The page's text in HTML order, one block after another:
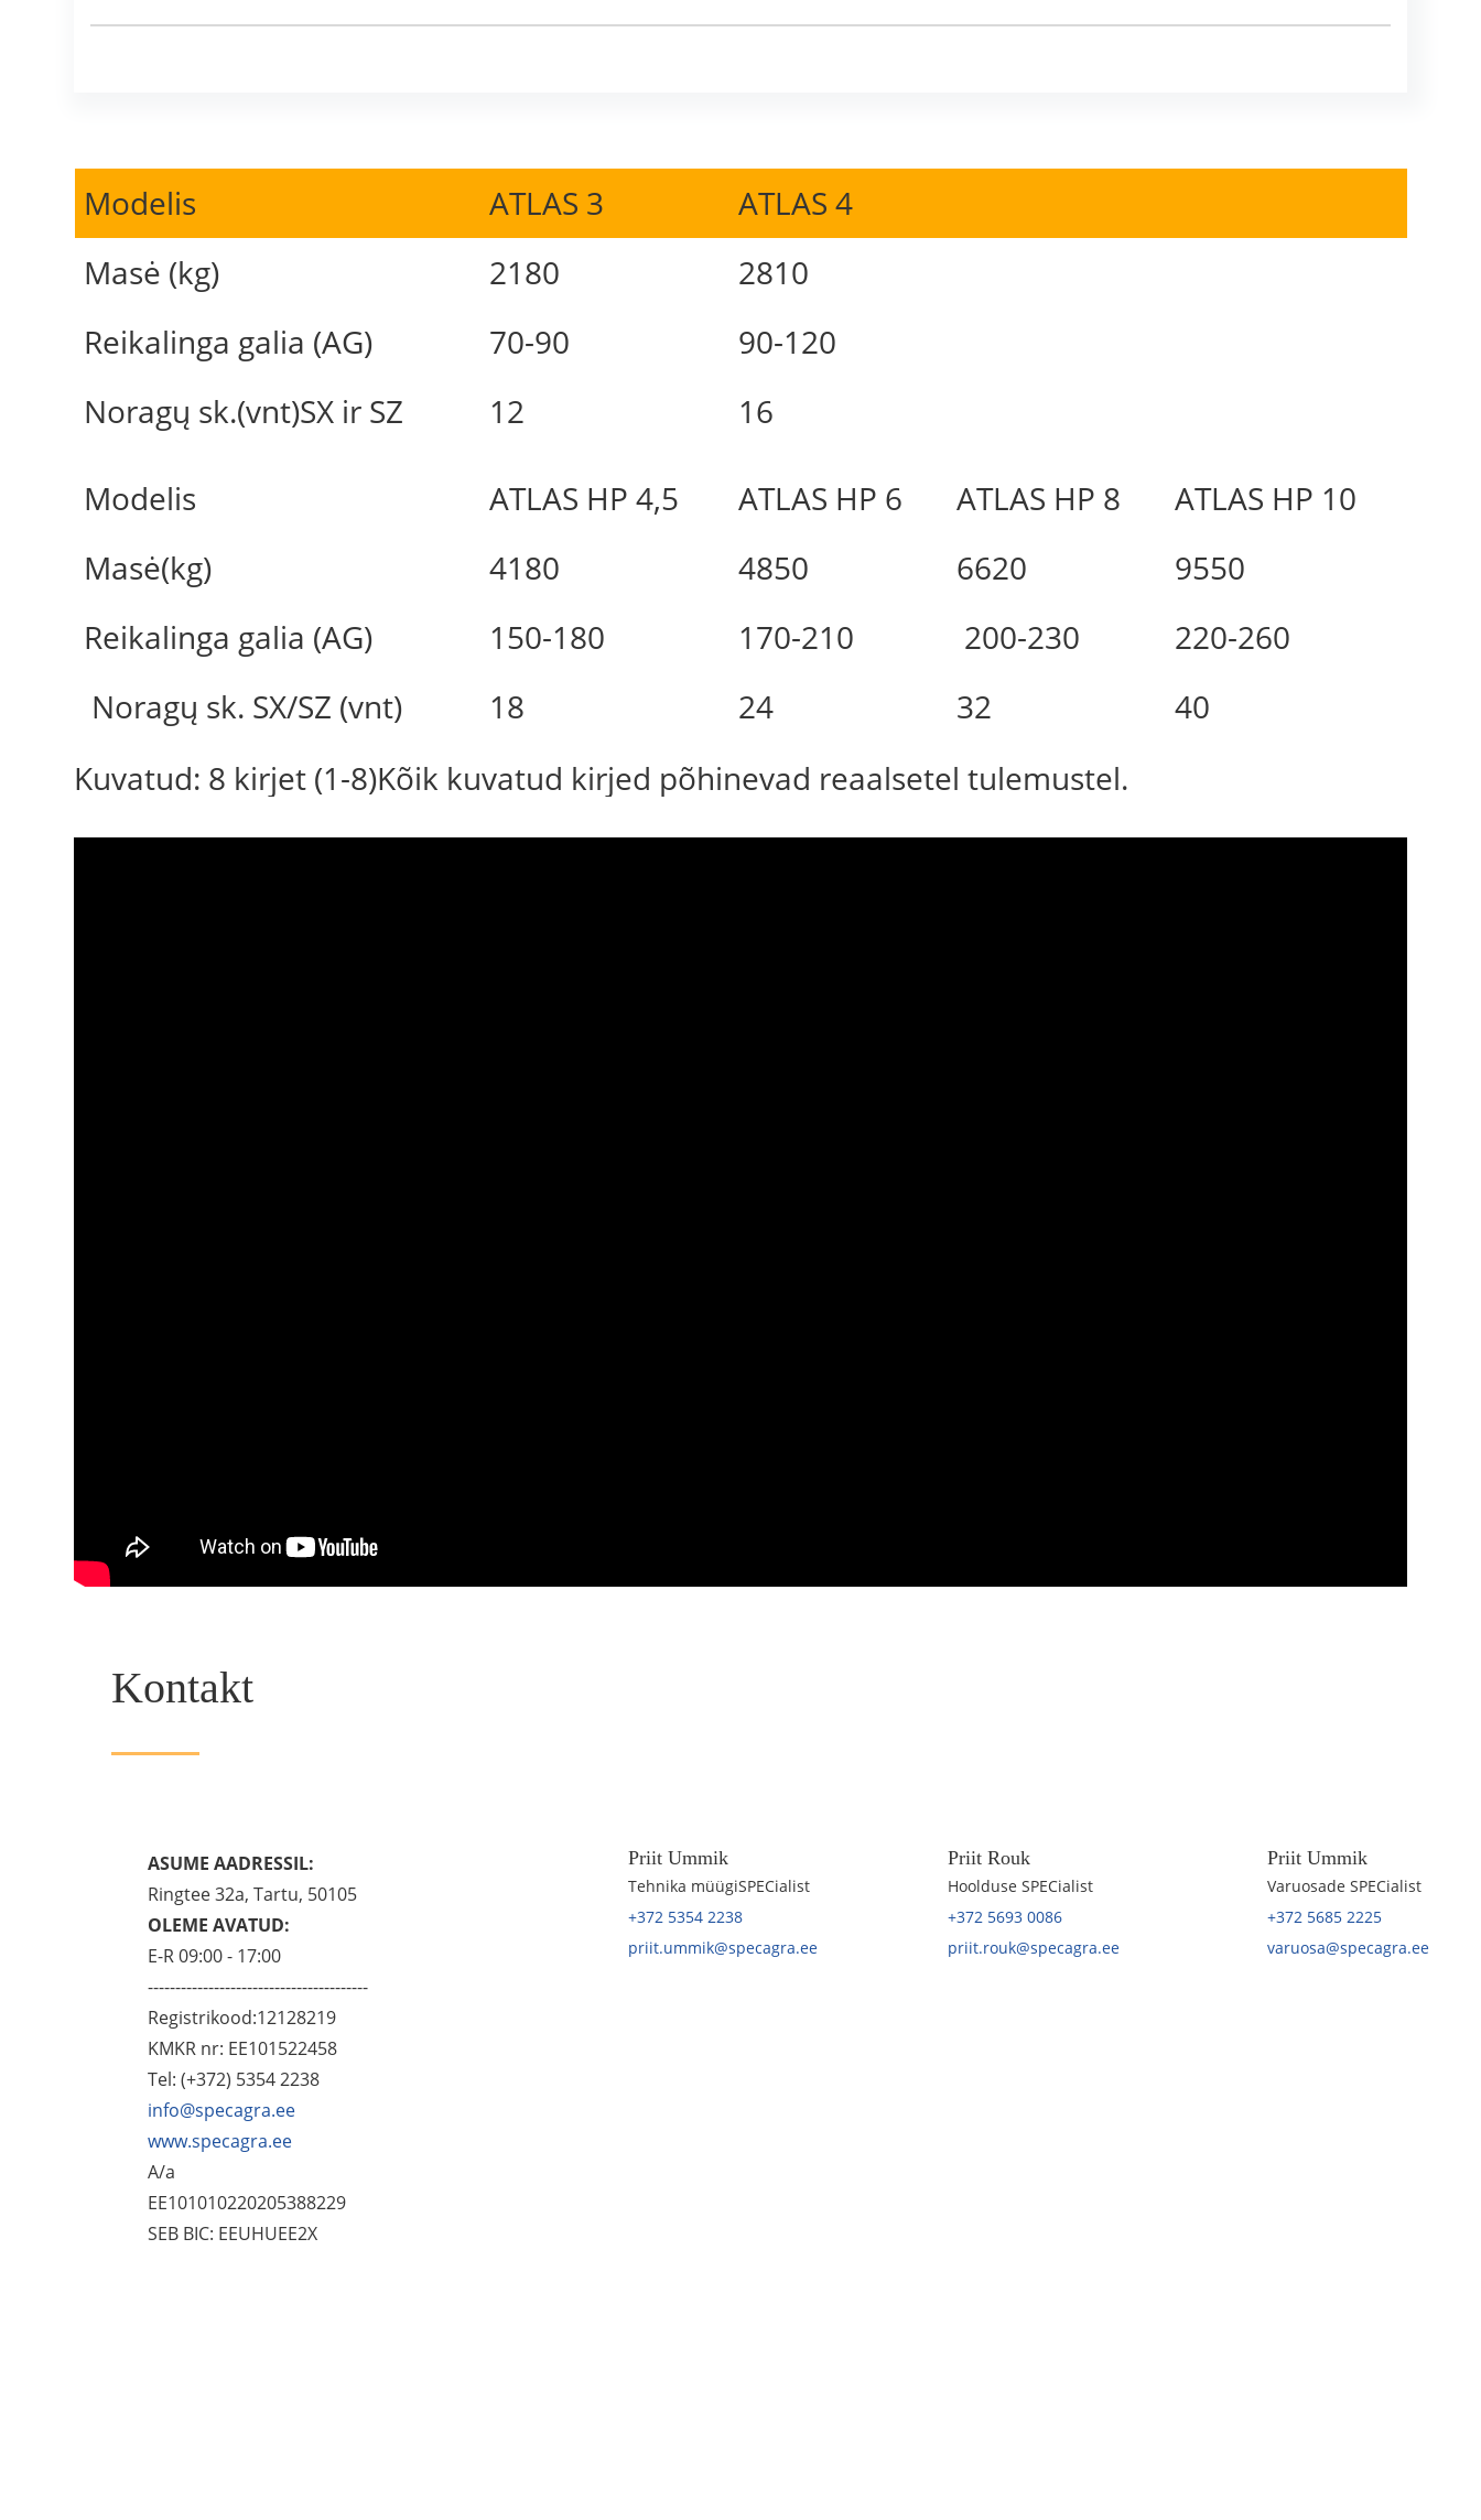
Modelis ATLAS 3
ATLAS 4
Masė (kg)
2180
2810
Reikalinga galia (AG)
70-90
90-120
Noragų sk.(vnt)SX ir SZ
12 16
Modelis ATLAS HP 4,5 ATLAS HP 6 ATLAS HP 8
ATLAS HP 10
Masė(kg)
4180 4850 6620
9550
Reikalinga galia (AG)
150-180 170-210 200-230
220-260
Noragų sk. SX/SZ (vnt)
18 24 32
40
Kuvatud: 8 kirjet (1-8)Kõik kuvatud kirjed põhinevad reaalsetel tulemustel.
Kontakt
ASUME AADRESSIL:
Ringtee 32a, Tartu, 50105
OLEME AVATUD:
E-R 09:00 - 17:00
----------------------------------------
Registrikood:12128219
KMKR nr: EE101522458
Tel: (+372) 5354 2238
info@specagra.ee
www.specagra.ee
A/a
EE101010220205388229
SEB BIC: EEUHUEE2X
Priit Ummik
Tehnika müügiSPECialist
+372 5354 2238
priit.ummik@specagra.ee
Priit Rouk
Hoolduse SPECialist
+372 5693 0086
priit.rouk@specagra.ee
Priit Ummik
Varuosade SPECialist
+372 5685 2225
varuosa@specagra.ee